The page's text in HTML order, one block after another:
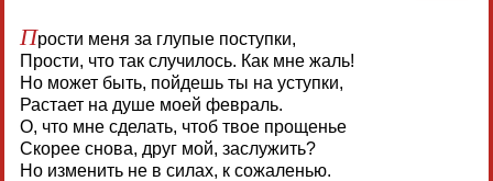
Прости меня за глупые поступки,
Прости, что так случилось. Как мне жаль!
Но может быть, пойдешь ты на уступки,
Растает на душе моей февраль.
О, что мне сделать, чтоб твое прощенье
Скорее снова, друг мой, заслужить?
Но изменить не в силах, к сожаленью.